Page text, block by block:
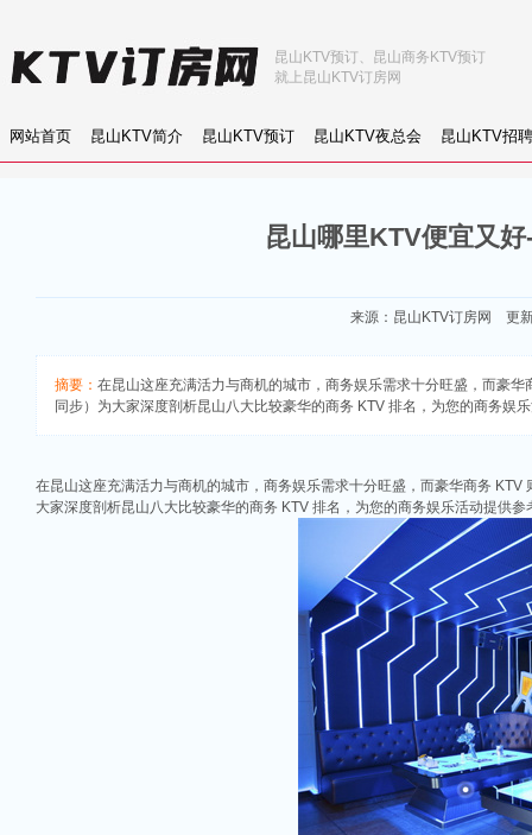
网站首页 昆山KTV简介 昆山KTV预订 昆山KTV夜总会 昆山KTV招聘
昆山KTV预订、昆山商务KTV预订
就上昆山KTV订房网
昆山哪里KTV便宜又
来源： 昆山KTV订房网 更
摘要： 在昆山这座充满活力与商机的城市，商务娱乐需求十分旺盛，而豪
同步）为大家深度剖析昆山八大比较豪华的商务 KTV 排名，为您的商务娱
在昆山这座充满活力与商机的城市，商务娱乐需求十分旺盛，而豪华商务
大家深度剖析昆山八大比较豪华的商务 KTV 排名，为您的商务娱乐活动提供参